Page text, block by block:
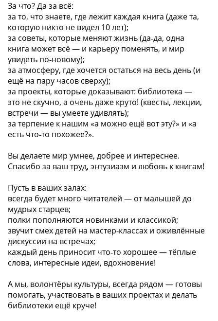
За что? Да за всё:
за то, что знаете, где лежит каждая книга (даже та,
которую никто не видел 10 лет);
за советы, которые меняют жизнь (да‑да, одна
книга может всё — и карьеру поменять, и мир
увидеть по‑новому);
за атмосферу, где хочется остаться на весь день (и
ещё на пару часов сверху);
за проекты, которые доказывают: библиотека —
это не скучно, а очень даже круто! (квесты, лекции,
встречи — вы умеете удивлять);
за терпение к нашим «а можно ещё вот эту?» и «а
есть что‑то похожее?».
Вы делаете мир умнее, добрее и интереснее.
Спасибо за ваш труд, энтузиазм и любовь к книгам!
Пусть в ваших залах:
всегда будет много читателей — от малышей до
мудрых старцев;
полки пополняются новинками и классикой;
звучит смех детей на мастер‑классах и оживлённые
дискуссии на встречах;
каждый день приносит что‑то хорошее — тёплые
слова, интересные идеи, вдохновение!
А мы, волонтёры культуры, всегда рядом — готовы
помогать, участвовать в ваших проектах и делать
библиотеки ещё круче!